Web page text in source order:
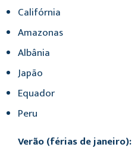
Califórnia
Amazonas
Albânia
Japão
Equador
Peru
Verão (férias de janeiro):